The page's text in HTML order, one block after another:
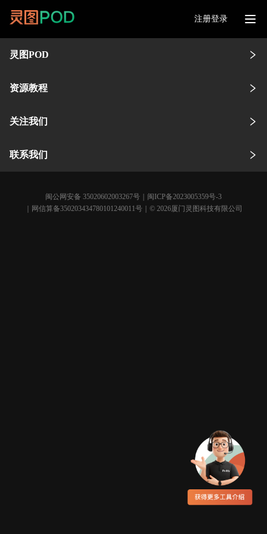
注册登录
灵图POD
资源教程
关注我们
联系我们
闽公网安备 35020602003267号
闽ICP备2023005359号-3
｜网信算备350203434780101240011号｜© 2026厦门灵图科技有限公司